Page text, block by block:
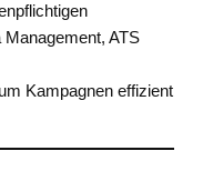
ATS
Kampagnen effizient